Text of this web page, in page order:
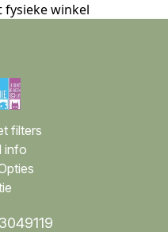
fysieke winkel
filters
info